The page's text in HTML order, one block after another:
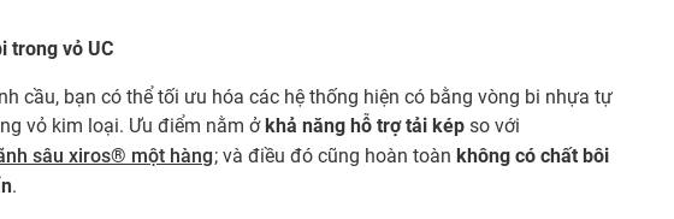
trong vỏ UC
cầu, bạn có thể tối ưu hóa các hệ thống hiện có bằng vòng bi nhựa tự
vỏ kim loại. Ưu điểm nằm ởkhả năng hỗ trợ tải kép so với
sâu xiros® một hàng; và điều đó cũng hoàn toàn không có chất bôi
.